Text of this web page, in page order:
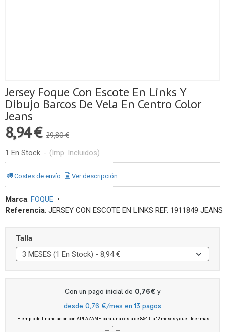
Jersey Foque Con Escote En Links Y
Dibujo Barcos De Vela En Centro Color
Jeans
8,94 € 29,80 €
1 En Stock - (Imp. Incluidos)
Costes de envío Ver descripción
Marca: FOQUE •
Referencia: JERSEY CON ESCOTE EN LINKS REF. 1911849 JEANS
Talla